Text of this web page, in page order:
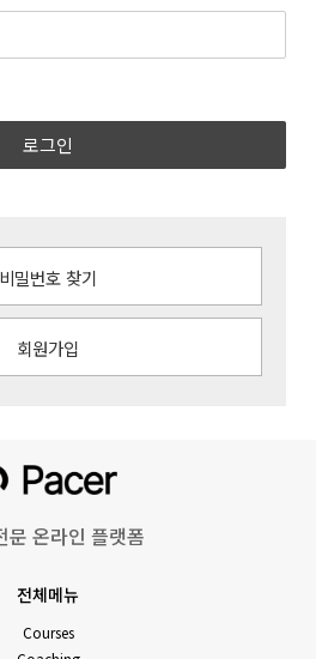
로그인
비밀번호 찾기
회원가입
문 온라인 플랫폼
전체메뉴
Courses